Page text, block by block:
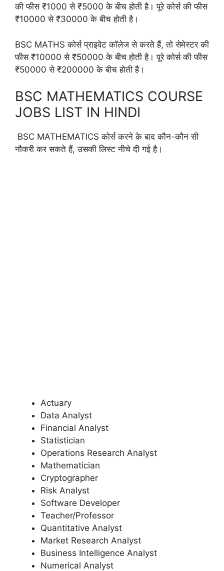
की फीस ₹1000 से ₹5000 के बीच होती है। पूरे कोर्स की फीस
₹10000 से ₹30000 के बीच होती है।
BSC MATHS कोर्स प्राइवेट कॉलेज से करते हैं, तो सेमेस्टर की
फीस ₹10000 से ₹50000 के बीच होती है। पूरे कोर्स की फीस
₹50000 से ₹200000 के बीच होती है।
BSC MATHEMATICS COURSE
JOBS LIST IN HINDI
BSC MATHEMATICS कोर्स करने के बाद कौन-कौन सी
नौकरी कर सकते हैं, उसकी लिस्ट नीचे दी गई है।
Actuary
Data Analyst
Financial Analyst
Statistician
Operations Research Analyst
Mathematician
Cryptographer
Risk Analyst
Software Developer
Teacher/Professor
Quantitative Analyst
Market Research Analyst
Business Intelligence Analyst
Numerical Analyst